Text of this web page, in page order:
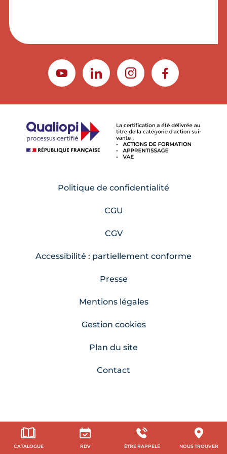
CATALOGUE RDV ÊTRE RAPPELÉ NOUS TROUVER
YOUTUBELINKEDININSTAGRAMFACEBOOK
Politique de confidentialité
CGU
CGV
Accessibilité : partiellement conforme
Presse
Mentions légales
Gestion cookies
Plan du site
Contact